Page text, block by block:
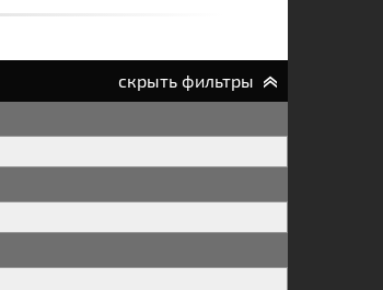
скрыть фильтры